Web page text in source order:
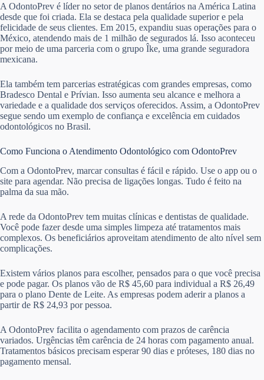
A OdontoPrev é líder no setor de planos dentários na América Latina
desde que foi criada. Ela se destaca pela qualidade superior e pela
felicidade de seus clientes. Em 2015, expandiu suas operações para o
México, atendendo mais de 1 milhão de segurados lá. Isso aconteceu
por meio de uma parceria com o grupo Îke, uma grande seguradora
mexicana.
Ela também tem parcerias estratégicas com grandes empresas, como
Bradesco Dental e Prívian. Isso aumenta seu alcance e melhora a
variedade e a qualidade dos serviços oferecidos. Assim, a OdontoPrev
segue sendo um exemplo de confiança e excelência em cuidados
odontológicos no Brasil.
Como Funciona o Atendimento Odontológico com OdontoPrev
Com a OdontoPrev, marcar consultas é fácil e rápido. Use o app ou o
site para agendar. Não precisa de ligações longas. Tudo é feito na
palma da sua mão.
A rede da OdontoPrev tem muitas clínicas e dentistas de qualidade.
Você pode fazer desde uma simples limpeza até tratamentos mais
complexos. Os beneficiários aproveitam atendimento de alto nível sem
complicações.
Existem vários planos para escolher, pensados para o que você precisa
e pode pagar. Os planos vão de R$ 45,60 para individual a R$ 26,49
para o plano Dente de Leite. As empresas podem aderir a planos a
partir de R$ 24,93 por pessoa.
A OdontoPrev facilita o agendamento com prazos de carência
variados. Urgências têm carência de 24 horas com pagamento anual.
Tratamentos básicos precisam esperar 90 dias e próteses, 180 dias no
pagamento mensal.